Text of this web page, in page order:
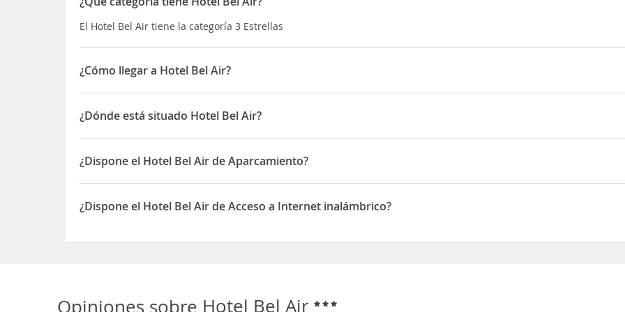
El Hotel Bel Air tiene la categoría 3 Estrellas
¿Cómo llegar a Hotel Bel Air?
Si decides alojarte en Hôtel Bel Air de San Juan de Luz, estarás a pie de playa y a apenas cinco minutos a pie de
Luz y Iglesia de St-Jean-Baptiste Además, este hotel de playa se encuentra a 18,6 km de Casino Barrière y a 0,6 km de
¿Dónde está situado Hotel Bel Air?
El Hotel Bel Air está situado en 60, Promenade Jacques Thibaud
¿Dispone el Hotel Bel Air de Aparcamiento?
Sí, el Hotel Bel Air dispone de Aparcamiento
¿Dispone el Hotel Bel Air de Acceso a Internet inalámbrico?
Opiniones sobre Hotel Bel Air